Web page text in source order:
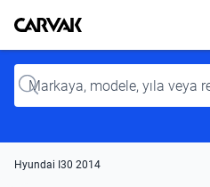
Kavak
Input
Hyundai I30 2014